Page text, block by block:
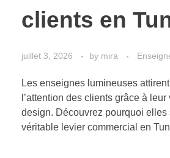
clients en
juillet 3, 2026 by mira
Les enseignes lumineuses
l’attention des clients grâce à
design. Découvrez pourquoi elles
véritable levier commercial en